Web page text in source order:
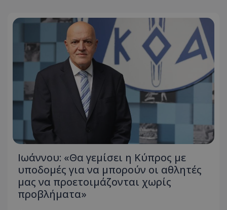
Ιωάννου: «Θα γεμίσει η Κύπρος με
υποδομές για να μπορούν οι αθλητές
μας να προετοιμάζονται χωρίς
προβλήματα»